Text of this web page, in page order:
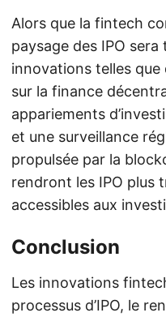
Alors que la fintech
paysage des IPO
innovations telles que
sur la finance
appariements
et une surveillance
propulsée par la
rendront les IPO plus
accessibles aux
Conclusion
Les innovations
processus d’IPO, le